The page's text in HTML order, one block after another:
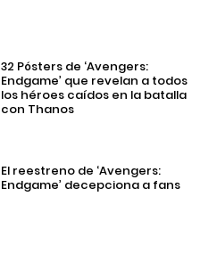
32 Pósters de ‘Avengers:
Endgame’ que revelan a todos
los héroes caídos en la batalla
con Thanos
El reestreno de ‘Avengers:
Endgame’ decepciona a fans